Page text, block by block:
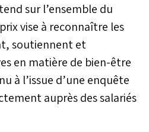
sur l’ensemble du
vise à reconnaître les
soutiennent et
en matière de bien-être
à l’issue d’une enquête
auprès des salariés